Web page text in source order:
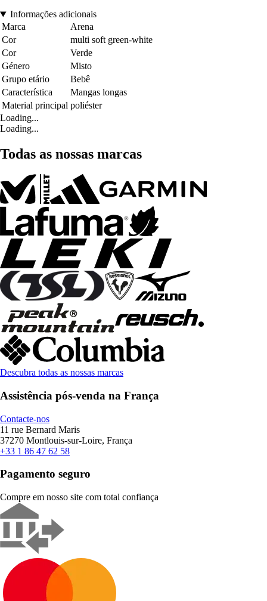
Informações adicionais
Marca
Arena
Cor
multi soft green-white
Cor
Verde
Género
Misto
Grupo etário
Bebê
Característica
Mangas longas
Material principal poliéster
Loading...
Loading...
Todas as nossas marcas
Descubra todas as nossas marcas
Assistência pós-venda na França
Contacte-nos
11 rue Bernard Maris
37270 Montlouis-sur-Loire, França
+33 1 86 47 62 58
Pagamento seguro
Compre em nosso site com total confiança